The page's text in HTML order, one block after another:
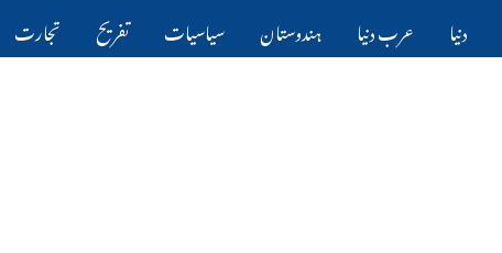
دنیا عرب دنیا ہندوستان سیاسیات تفریح تجارت